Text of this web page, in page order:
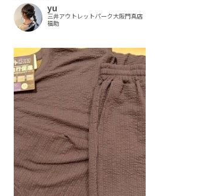
yu
三井アウトレットパーク大阪門真店
福助